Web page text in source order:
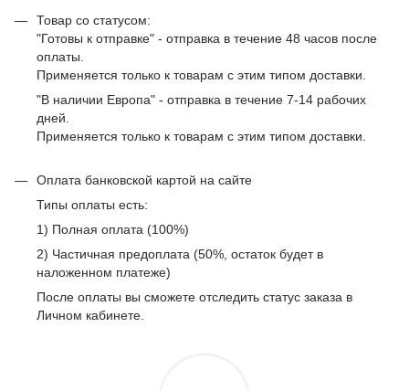
Товар со статусом:
"Готовы к отправке" - отправка в течение 48 часов после
оплаты.
Применяется только к товарам с этим типом доставки.
"В наличии Европа" - отправка в течение 7-14 рабочих
дней.
Применяется только к товарам с этим типом доставки.
Оплата банковской картой на сайте
Типы оплаты есть:
1) Полная оплата (100%)
2) Частичная предоплата (50%, остаток будет в
наложенном платеже)
После оплаты вы сможете отследить статус заказа в
Личном кабинете.